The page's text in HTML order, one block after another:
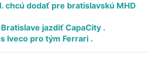
chcú dodať pre bratislavskú MHD
jazdiť CapaCity .
Iveco pro tým Ferrari .